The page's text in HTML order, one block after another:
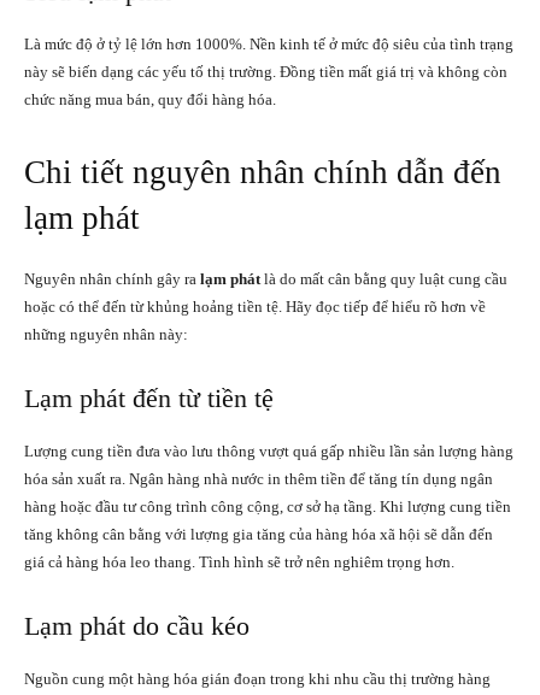
Là mức độ ở tỷ lệ lớn hơn 1000%. Nền kinh tế ở mức độ siêu của tình trạng
này sẽ biến dạng các yếu tố thị trường. Đồng tiền mất giá trị và không còn
chức năng mua bán, quy đổi hàng hóa.
Chi tiết nguyên nhân chính dẫn đến
lạm phát
Nguyên nhân chính gây ra lạm phát là do mất cân bằng quy luật cung cầu
hoặc có thể đến từ khủng hoảng tiền tệ. Hãy đọc tiếp để hiểu rõ hơn về
những nguyên nhân này:
Lạm phát đến từ tiền tệ
Lượng cung tiền đưa vào lưu thông vượt quá gấp nhiều lần sản lượng hàng
hóa sản xuất ra. Ngân hàng nhà nước in thêm tiền để tăng tín dụng ngân
hàng hoặc đầu tư công trình công cộng, cơ sở hạ tầng. Khi lượng cung tiền
tăng không cân bằng với lượng gia tăng của hàng hóa xã hội sẽ dẫn đến
giá cả hàng hóa leo thang. Tình hình sẽ trở nên nghiêm trọng hơn.
Lạm phát do cầu kéo
Nguồn cung một hàng hóa gián đoạn trong khi nhu cầu thị trường hàng